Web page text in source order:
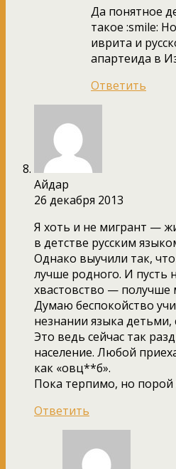
Да понятное
такое :smile:
иврита и
апартеида в
Ответить
Айдар
26 декабря 2013
Я хоть и не мигрант —
в детстве русским
Однако выучили так,
лучше родного. И пусть
хвастовство — получше
Думаю беспокойство
незнании языка детьми,
Это ведь сейчас так
население. Любой
как «овц**б».
Пока терпимо, но порой
Ответить